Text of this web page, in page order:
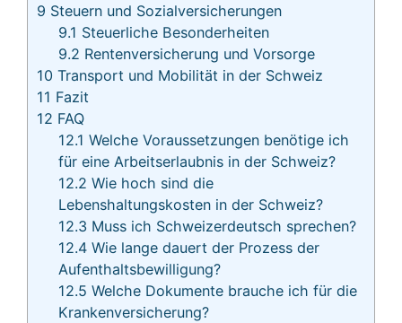
9 Steuern und Sozialversicherungen
9.1 Steuerliche Besonderheiten
9.2 Rentenversicherung und Vorsorge
10 Transport und Mobilität in der Schweiz
11 Fazit
12 FAQ
12.1 Welche Voraussetzungen benötige ich
für eine Arbeitserlaubnis in der Schweiz?
12.2 Wie hoch sind die
Lebenshaltungskosten in der Schweiz?
12.3 Muss ich Schweizerdeutsch sprechen?
12.4 Wie lange dauert der Prozess der
Aufenthaltsbewilligung?
12.5 Welche Dokumente brauche ich für die
Krankenversicherung?